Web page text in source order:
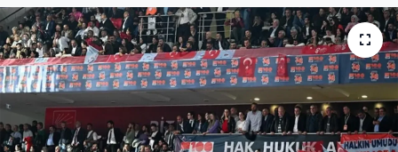
Çorum Son Dakika Haberleri
Dodurga Haberleri
Eğitim
Ekonomi
Son Dakika Haberleri
Haber Arşivi